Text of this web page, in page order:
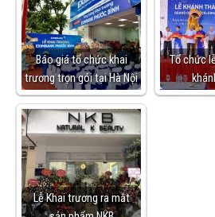
Báo giá tổ chức khai
trương trọn gói tại Hà Nội
Tổ chức
Lễ Khai trương ra mắt